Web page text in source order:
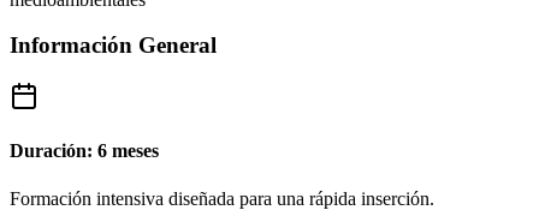
Información General
Duración: 6 meses
Formación intensiva diseñada para una rápida inserción.